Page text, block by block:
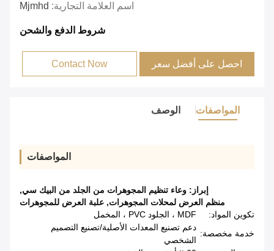
اسم العلامة التجارية: Mjmhd
شروط الدفع والشحن
احصل على أفضل سعر Contact Now
المواصفات الوصف
المواصفات
إبراز: وعاء تنظيم المجوهرات من الجلد من البيك سي,
منظم العرض لمحلات المجوهرات, علبة العرض للمجوهرات
تكوين المواد:
MDF ، الجلود PVC ، المخمل
خدمة مخصصة:
دعم تصنيع المعدات الأصلية/تصنيع التصميم
الشخصي